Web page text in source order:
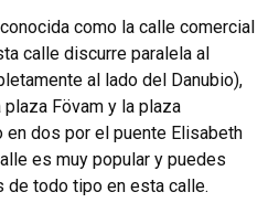
como la calle comercial
calle discurre paralela al
al lado del Danubio),
Fövam y la plaza
en dos por el puente Elisabeth
es muy popular y puedes
de todo tipo en esta calle.